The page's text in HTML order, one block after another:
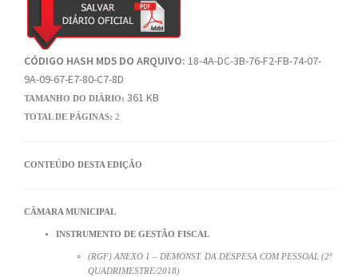
CÓDIGO HASH MD5 DO ARQUIVO: 18-4A-DC-3B-76-F2-FB-74-07-
9A-09-67-E7-80-C7-8D
TAMANHO DO DIÁRIO: 361 KB
TOTAL DE PÁGINAS: 2
CONTEÚDO DESTA EDIÇÃO
CÂMARA MUNICIPAL
INSTRUMENTO DE GESTÃO FISCAL
(RGF) ANEXO 1 – DEMONST. DA DESPESA COM PESSOAL (2º
QUADRIMESTRE/2018)